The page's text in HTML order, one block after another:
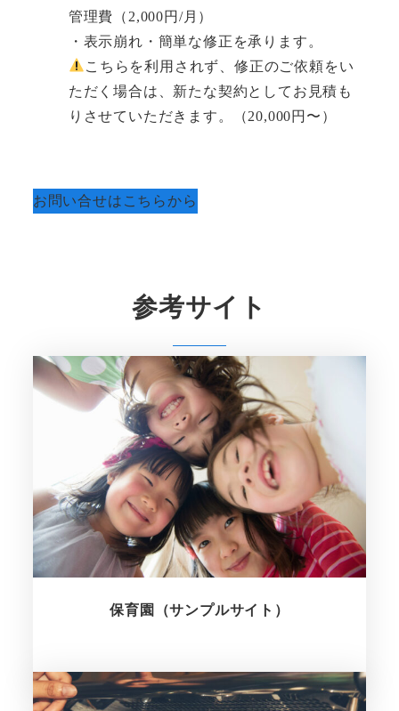
管理費（2,000円/月）
・表示崩れ・簡単な修正を承ります。
こちらを利用されず、修正のご依頼をい
ただく場合は、新たな契約としてお見積も
りさせていただきます。（20,000円〜）
お問い合せはこちらから
参考サイト
保育園（サンプルサイト）
さらに詳しく